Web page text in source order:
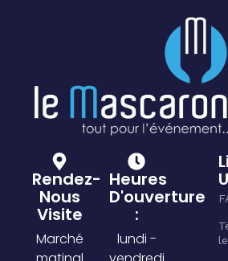
Rendez-
Nous
Visite
Marché
Heures
D'ouverture
:
lundi -